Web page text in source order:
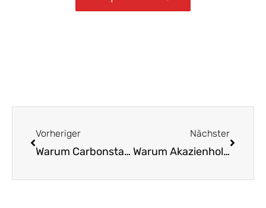
Vorheriger
Warum Carbonstahl die beste Wahl für Messer ist
Nächster
Warum Akazienholzgriffe die beste Wahl sind